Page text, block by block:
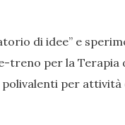
di idee” e
treno per la
per